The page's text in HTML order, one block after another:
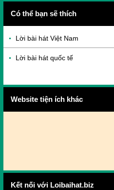
Có thể bạn sẽ thích
Lời bài hát Việt Nam
Lời bài hát quốc tế
Website tiện ích khác
Kết nối với Loibaihat.biz